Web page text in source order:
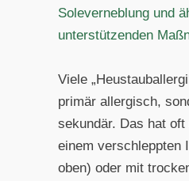
Soleverneblung und
unterstützenden
Viele
primär allergisch,
sekundär. Das hat
einem verschleppten
oben) oder mit